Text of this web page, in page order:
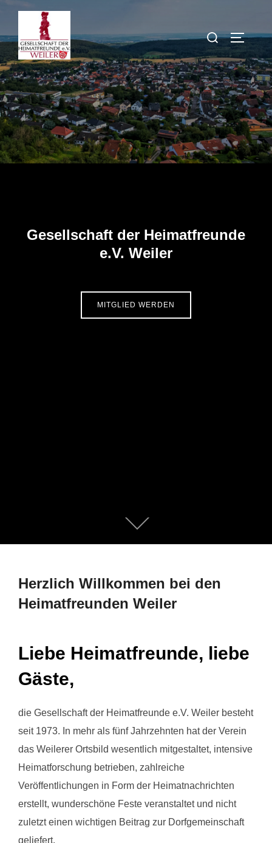
springen
Suchen
nach:
Gesellschaft der Heimatfreunde
e.V. Weiler
MITGLIED WERDEN
Zum
Inhalt
Herzlich Willkommen bei den
Heimatfreunden Weiler
Liebe Heimatfreunde, liebe
Gäste,
die Gesellschaft der Heimatfreunde e.V. Weiler besteht
seit 1973. In mehr als fünf Jahrzehnten hat der Verein
das Weilerer Ortsbild wesentlich mitgestaltet, intensive
Heimatforschung betrieben, zahlreiche
Veröffentlichungen in Form der Heimatnachrichten
erstellt, wunderschöne Feste veranstaltet und nicht
zuletzt einen wichtigen Beitrag zur Dorfgemeinschaft
geliefert.